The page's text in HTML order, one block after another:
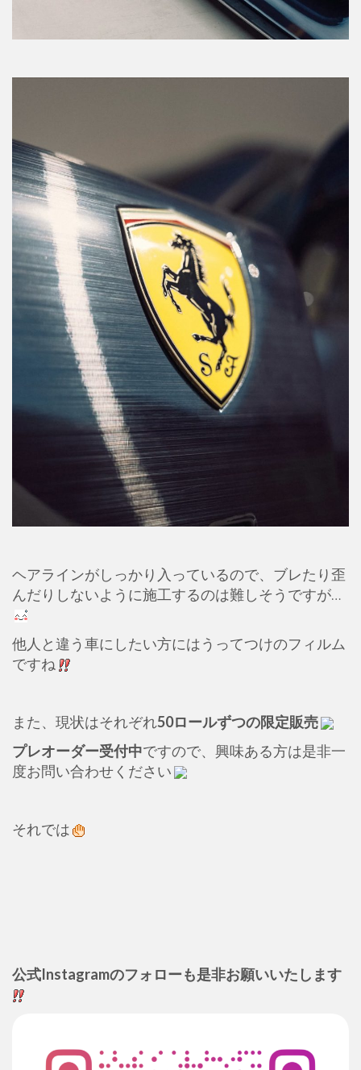
ヘアラインがしっかり入っているので、ブレたり歪
んだりしないように施工するのは難しそうですが…
他人と違う車にしたい方にはうってつけのフィルム
ですね
また、現状はそれぞれ50ロールずつの限定販売
プレオーダー受付中ですので、興味ある方は是非一
度お問い合わせください
それでは
公式Instagramのフォローも是非お願いいたします